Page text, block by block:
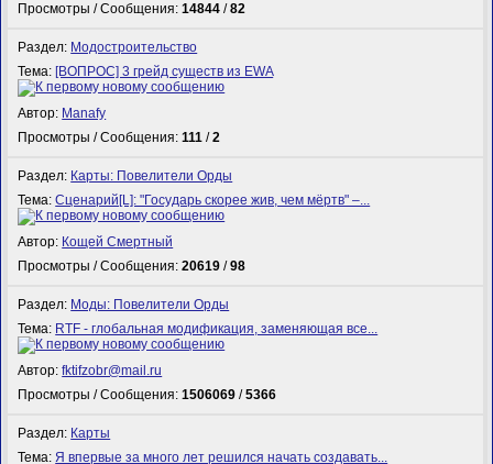
Просмотры / Сообщения:14844 /82
Раздел: Модостроительство
Тема: [ВОПРОС] 3 грейд существ из EWA
Автор: Manafy
Просмотры / Сообщения:111 /2
Раздел: Карты: Повелители Орды
Тема:Сценарий[L]: "Государь скорее жив, чем мёртв" –...
Автор: Кощей Смертный
Просмотры / Сообщения:20619 /98
Раздел: Моды: Повелители Орды
Тема: RTF - глобальная модификация, заменяющая все...
Автор:fktifzobr@mail.ru
Просмотры / Сообщения:1506069 /5366
Раздел: Карты
Тема:Я впервые за много лет решился начать создавать...